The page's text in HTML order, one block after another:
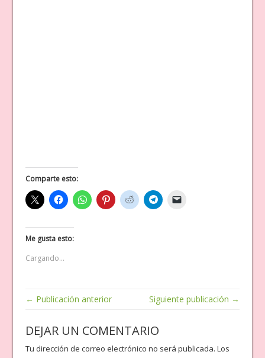
Comparte esto:
Me gusta esto:
Cargando...
← Publicación anterior Siguiente publicación →
DEJAR UN COMENTARIO
Tu dirección de correo electrónico no será publicada. Los